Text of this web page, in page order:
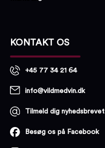
KONTAKT OS
+45 77 34 21 64
info@vildmedvin.dk
Tilmeld dig nyhedsbrevet
Besøg os på Facebook